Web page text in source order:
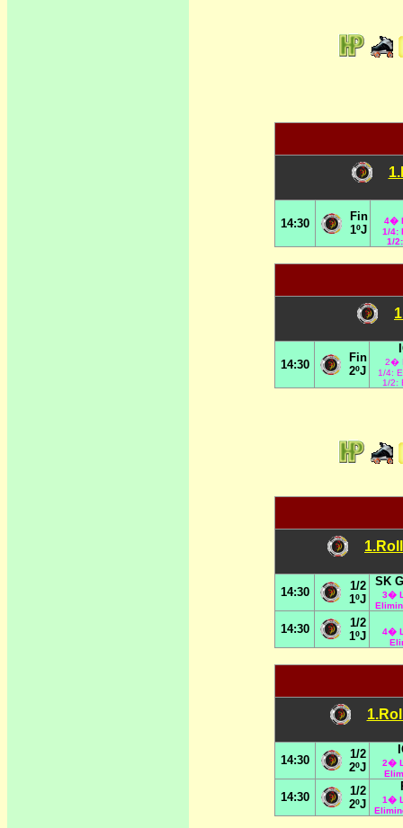
14:30
Fin
1ºJ
4�
1/4:
1/
14:30
Fin
2ºJ
2�
1/4:
1/2:
14:30
1/2
1ºJ
SK
3�
14:30
1/2
1ºJ
4�
14:30
1/2
2ºJ
2�
14:30
1/2
2ºJ
1�